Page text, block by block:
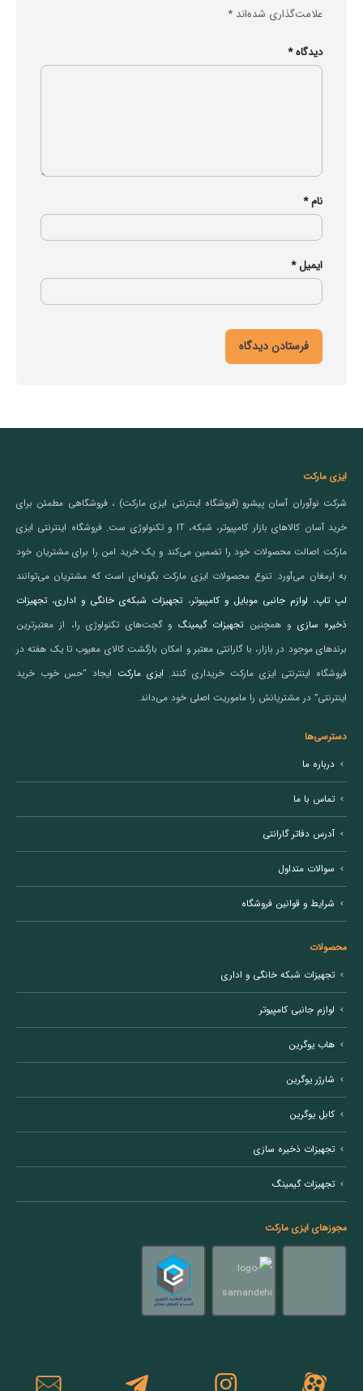
علامت‌گذاری شده‌اند *
دیدگاه*
نام*
ایمیل*
ایزی مارکت
شرکت نوآوران آسان پیشرو (فروشگاه اینترنتی ایزی مارکت) ، فروشگاهی مطمئن برای
خرید آسان کالاهای بازار کامپیوتر، شبکه، IT و تکنولوژی ست. فروشگاه اینترنتی ایزی
مارکت اصالت محصولات خود را تضمین می‌کند و یک خرید امن را برای مشتریان خود
به ارمغان می‌آورد. تنوع محصولات ایزی مارکت بگونه‌ای است که مشتریان می‌توانند
لپ تاپ، لوازم جانبی موبایل و کامپیوتر،تجهیزات شبکه‌ی خانگی و اداری،تجهیزات
ذخیره سازی و همچنینتجهیزات گیمینگ و گجت‌های تکنولوژی را، از معتبرترین
برندهای موجود در بازار، با گارانتی معتبر و امکان بازگشت کالای معیوب تا یک هفته در
فروشگاه اینترنتی ایزی مارکت خریداری کنند. ایزی مارکت ایجاد “حس خوب خرید
اینترنتی” در مشتریانش را ماموریت اصلی خود می‌داند.
دسترسی‌ها
درباره ما
تماس با ما
آدرس دفاتر گارانتی
سوالات متداول
شرایط و قوانین فروشگاه
محصولات
تجهیزات شبکه خانگی و اداری
لوازم جانبی کامپیوتر
هاب یوگرین
شارژر یوگرین
کابل یوگرین
تجهیزات ذخیره سازی
تجهیزات گیمینگ
مجوزهای ایزی مارکت